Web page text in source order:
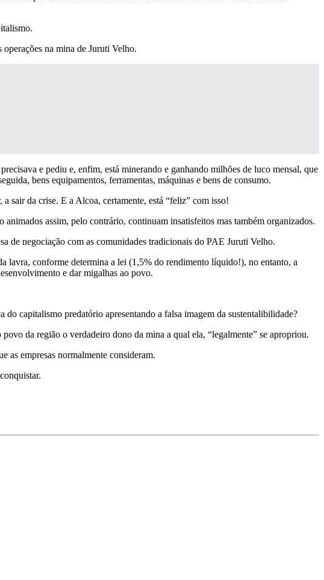
operações na mina de Juruti Velho.
e pediu e, enfim, está minerando e ganhando milhões de luco mensal, que
bens equipamentos, ferramentas, máquinas e bens de consumo.
sair da crise. E a Alcoa, certamente, está “feliz” com isso!
assim, pelo contrário, continuam insatisfeitos mas também organizados.
de negociação com as comunidades tradicionais do PAE Juruti Velho.
lavra, conforme determina a lei (1,5% do rendimento líquido!), no entanto, a
e dar migalhas ao povo.
capitalismo predatório apresentando a falsa imagem da sustentalibilidade?
da região o verdadeiro dono da mina a qual ela, “legalmente” se apropriou.
as empresas normalmente consideram.